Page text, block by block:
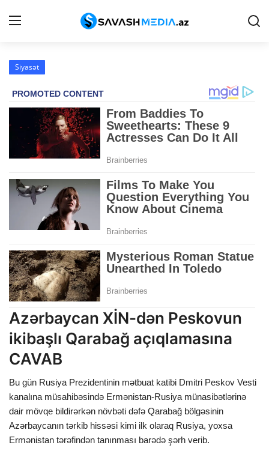
Haqqımızda
Peşə etikası
Reklam
Gündəm
Siyasət
Hadisə
Dünya
Cəmiyyət
İdman
Kriminal
Mövqe
Maraqlı
Sağlıq
Siyasət
Azərbaycan XİN-dən Peskovun
ikibaşlı Qarabağ açıqlamasına
CAVAB
Bu gün Rusiya Prezidentinin mətbuat katibi Dmitri Peskov Vesti
kanalına müsahibəsində Ermənistan-Rusiya münasibətlərinə
dair mövqe bildirərkən növbəti dəfə Qarabağ bölgəsinin
Azərbaycanın tərkib hissəsi kimi ilk olaraq Rusiya, yoxsa
Ermənistan tərəfindən tanınması barədə şərh verib.